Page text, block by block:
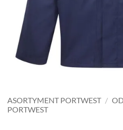
ASORTYMENT PORTWEST /
PORTWEST